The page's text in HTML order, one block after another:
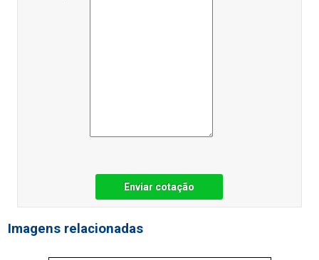
Enviar cotação
Imagens relacionadas